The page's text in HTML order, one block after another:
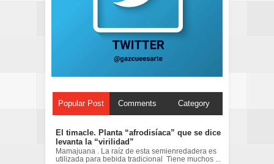
Popular Post Comments Category
El timacle. Planta “afrodisíaca” que se dice
levanta la “virilidad”
Mamajuana . La raíz de esta semienredadera es
utilizada para bebida tradicional Tiene muchos ...